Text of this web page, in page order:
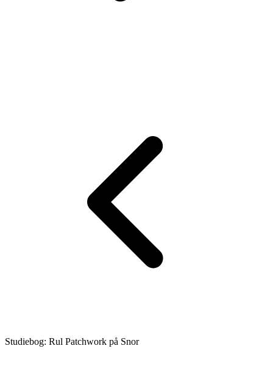
Studiebog: Rul Patchwork på Snor